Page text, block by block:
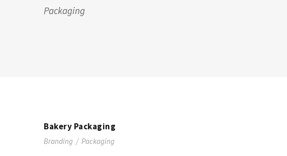
Packaging
Bakery Packaging
Branding / Packaging